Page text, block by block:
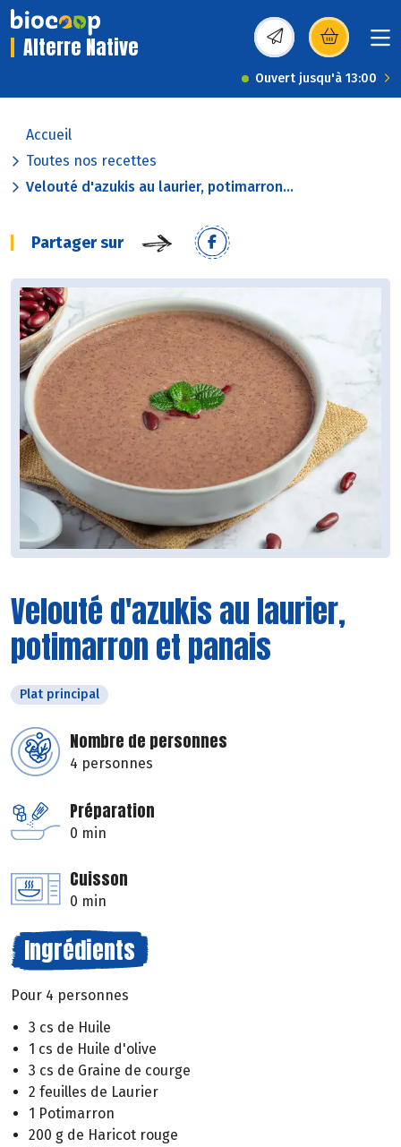
Alterre Native (s’ouvre dans une
Ouvert jusqu'à 13:00
Accueil
Toutes nos recettes
Velouté d'azukis au laurier, potimarron...
Partager sur
Velouté d'azukis au laurier,
potimarron et panais
Plat principal
Nombre de personnes
4 personnes
Préparation
0 min
Cuisson
0 min
Ingrédients
Pour 4 personnes
3 cs de Huile
1 cs de Huile d'olive
3 cs de Graine de courge
2 feuilles de Laurier
1 Potimarron
200 g de Haricot rouge